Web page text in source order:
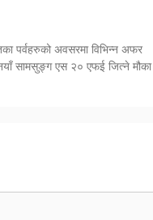
पर्वहरुको अवसरमा विभिन्न अफर
सामसुङ्ग एस २० एफई जित्ने मौका